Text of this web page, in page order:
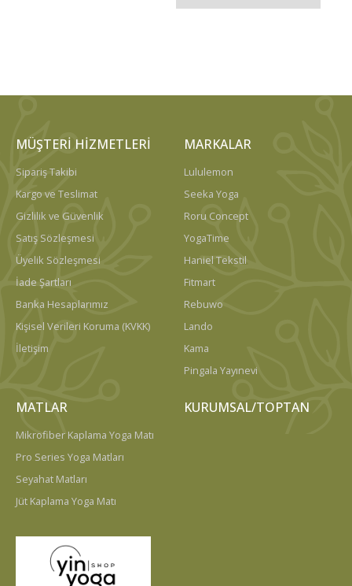
MÜŞTERI HIZMETLERI
Sipariş Takibi
Kargo ve Teslimat
Gizlilik ve Güvenlik
Satış Sözleşmesi
Üyelik Sözleşmesi
İade Şartları
Banka Hesaplarımız
Kişisel Verileri Koruma (KVKK)
İletişim
MARKALAR
Lululemon
Seeka Yoga
Roru Concept
YogaTime
Haniel Tekstil
Fitmart
Rebuwo
Lando
Kama
Pingala Yayınevi
MATLAR
Mikrofiber Kaplama Yoga Matı
Pro Series Yoga Matları
Seyahat Matları
Jüt Kaplama Yoga Matı
KURUMSAL/TOPTAN